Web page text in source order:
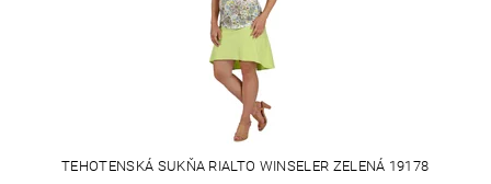
TEHOTENSKÁ SUKŇA RIALTO WINSELER ZELENÁ 19178